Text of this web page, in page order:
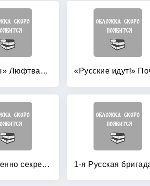
«Кондоры» Люфтваффе: Дальний бомбардировщик и разведчик Fw 200 «Condor»
1 совершенно секретная таблетка от страха